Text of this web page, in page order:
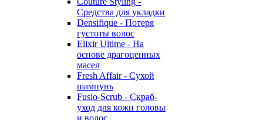
Средства для укладки
Densifique - Потеря
густоты волос
Elixir Ultime - На
основе драгоценных
масел
Fresh Affair - Сухой
шампунь
Fusio-Scrub - Скраб-
уход для кожи головы
и волос